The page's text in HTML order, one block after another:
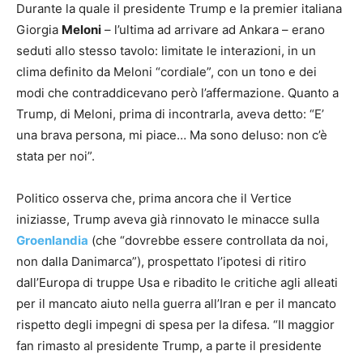
Durante la quale il presidente Trump e la premier italiana
Giorgia Meloni – l’ultima ad arrivare ad Ankara – erano
seduti allo stesso tavolo: limitate le interazioni, in un
clima definito da Meloni “cordiale”, con un tono e dei
modi che contraddicevano però l’affermazione. Quanto a
Trump, di Meloni, prima di incontrarla, aveva detto: “E’
una brava persona, mi piace… Ma sono deluso: non c’è
stata per noi”.
Politico osserva che, prima ancora che il Vertice
iniziasse, Trump aveva già rinnovato le minacce sulla
Groenlandia (che “dovrebbe essere controllata da noi,
non dalla Danimarca”), prospettato l’ipotesi di ritiro
dall’Europa di truppe Usa e ribadito le critiche agli alleati
per il mancato aiuto nella guerra all’Iran e per il mancato
rispetto degli impegni di spesa per la difesa. “Il maggior
fan rimasto al presidente Trump, a parte il presidente